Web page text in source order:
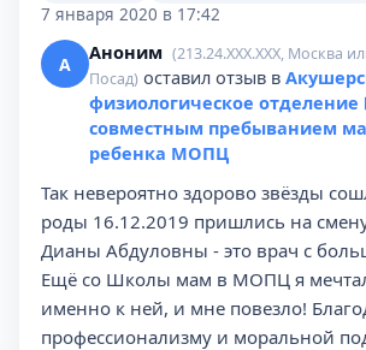
7 января 2020 в 17:42
А Аноним (213.24.XXX.XXX, Москва
Посад) оставил отзыв в
физиологическое отделение
совместным пребыванием
ребенка МОПЦ
Так невероятно здорово звёзды
роды 16.12.2019 пришлись на
Дианы Абдуловны - это врач с
Ещё со Школы мам в МОПЦ я
именно к ней, и мне повезло!
профессионализму и моральной